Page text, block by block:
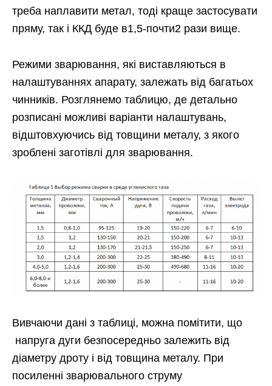
треба наплавити метал, тоді краще застосувати
пряму, так і ККД буде в1,5-почти2 рази вище.
Режими зварювання, які виставляються в
налаштуваннях апарату, залежать від багатьох
чинників. Розглянемо таблицю, де детально
розписані можливі варіанти налаштувань,
відштовхуючись від товщини металу, з якого
зроблені заготівлі для зварювання.
Вивчаючи дані з таблиці, можна помітити, що
напруга дуги безпосередньо залежить від
діаметру дроту і від товщина металу. При
посиленні зварювального струму